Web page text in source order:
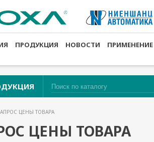
ПРОДУКЦИЯ НОВОСТИ ПРИМЕНЕНИЕ
ЦЕНЫ ТОВАРА
ЦЕНЫ ТОВАРА